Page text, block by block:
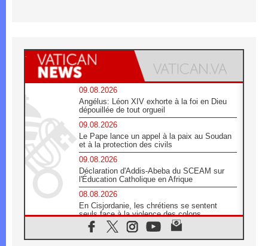
09.08.2026
Angélus: Léon XIV exhorte à la foi en Dieu
dépouillée de tout orgueil
09.08.2026
Le Pape lance un appel à la paix au Soudan
et à la protection des civils
09.08.2026
Déclaration d'Addis-Abeba du SCEAM sur
l'Éducation Catholique en Afrique
08.08.2026
En Cisjordanie, les chrétiens se sentent
seuls face à la violence des colons
08.08.2026
Léon XIV au sanctuaire de Notre Dame du